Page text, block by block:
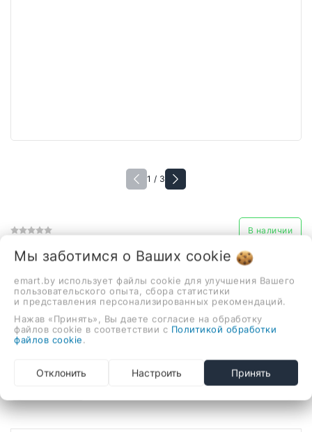
1 / 3
В наличии
Смеситель Ledeme L2274WR
однорычажный смеситель для ванны и душа, монтаж
на стену
Мы заботимся о Ваших cookie
emart.by использует файлы cookie для улучшения Вашего
пользовательского опыта, сбора статистики
и представления персонализированных рекомендаций.
Нажав «Принять», Вы даете согласие на обработку
файлов cookie в соответствии с Политикой обработки
файлов cookie.
Отклонить Настроить Принять